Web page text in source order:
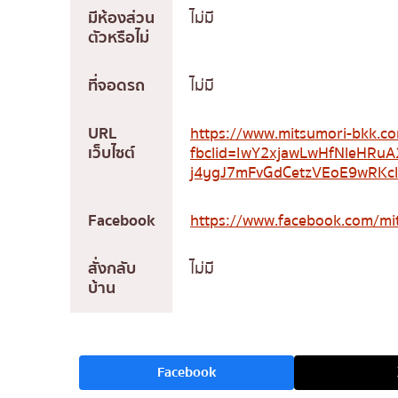
มีห้องส่วน
ตัวหรือไม่
ไม่มี
ที่จอดรถ
ไม่มี
URL
เว็บไซต์
https://www.mitsumori-
Facebook
https://www.facebook.com/
สั่งกลับ
บ้าน
ไม่มี
Facebook